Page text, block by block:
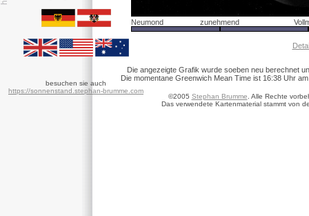
besuchen sie auch
https://sonnenstand.stephan-brumme.com
Neumond zunehmend
Die angezeigte Grafik wurde soeben neu berechnet
Die momentane Greenwich Mean Time ist 16:38 Uhr
©2005 Stephan Brumme . Alle Rechte
Das verwendete Kartenmaterial stammt von